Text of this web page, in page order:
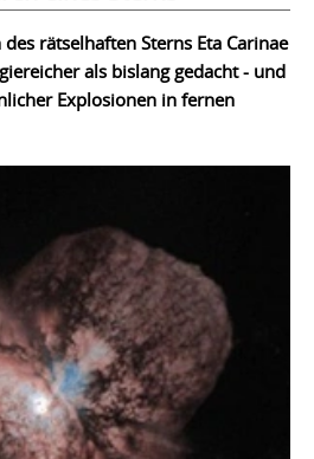
rätselhaften Sterns Eta Carinae
als bislang gedacht - und
Explosionen in fernen